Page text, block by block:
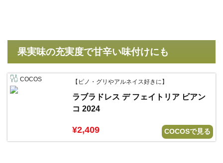
果実味の充実度で甘辛い味付けにも
COCOS 【ピノ・グリやアルネイス好きに】
ラブラドレス デ フェイトリア ビアン
コ 2024
¥2,409 COCOSで見る